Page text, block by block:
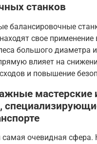
станков
балансировочные
свое применение
большого диаметра
влияет на
и повышение
мастерские
очевидная сфера.